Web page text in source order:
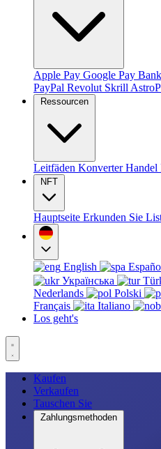
Apple Pay Google Pay
PayPal Revolut Skrill
Ressourcen
Leitfäden KonverterHandel
NFT
Hauptseite Erkunden Sie
English
Українська
Nederlands
Polski
Français
Italiano
Los geht's
Kaufen
Verkaufen
Tauschen Sie
Zahlungsmethoden